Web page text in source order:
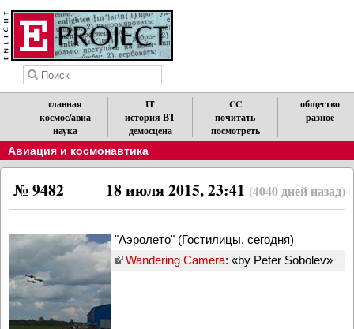
главная
космос/авиа
наука
IT
история ВТ
демосцена
CC
почитать
посмотреть
общество
разное
Авиация и космонавтика
18 июля 2015, 23:41 (4040 дней назад)
№ 9482
"Аэролето" (Гостилицы, сегодня)
Wandering Camera: «by Peter Sobolev»